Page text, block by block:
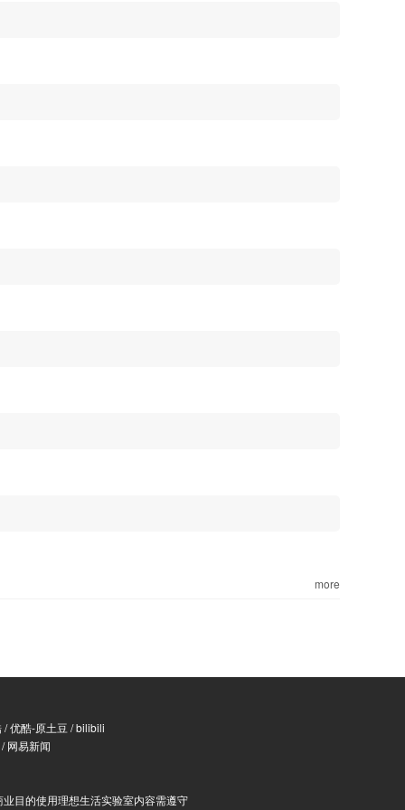
more
/优酷-原土豆 /bilibili
/网易新闻
目的使用理想生活实验室内容需遵守